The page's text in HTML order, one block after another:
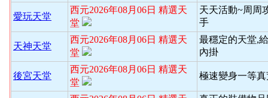
愛玩天堂
西元2026年08月06日 精選天
堂
天天活動~周周
手
天神天堂
西元2026年08月06日 精選天
堂
最穩定的天堂,
內掛
後宮天堂
西元2026年08月06日 精選天
堂
極速變身一等